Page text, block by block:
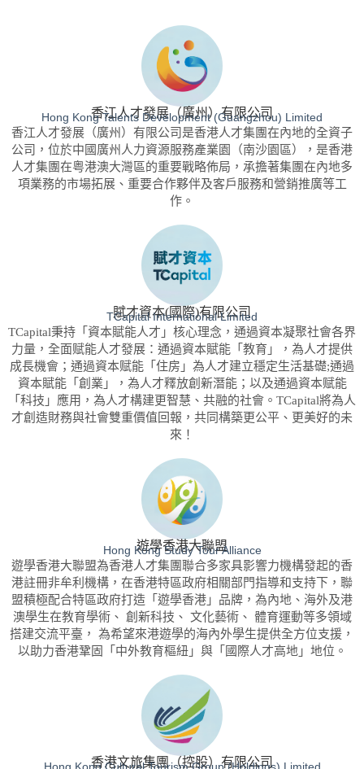
香江人才發展（廣州）有限公司
Hong Kong Talents Development (Guangzhou) Limited
香江人才發展（廣州）有限公司是香港人才集團在內地的全資子
公司，位於中國廣州人力資源服務產業園（南沙園區），是香港
人才集團在粤港澳大灣區的重要戰略佈局，承擔著集團在內地多
項業務的市場拓展、重要合作夥伴及客戶服務和營銷推廣等工
作。
賦才資本(國際)有限公司
TCapital International Limited
TCapital秉持「資本賦能人才」核心理念，通過資本凝聚社會各界
力量，全面赋能人才發展：通過資本賦能「教育」，為人才提供
成長機會；通過資本赋能「住房」為人才建立穩定生活基礎;通過
資本賦能「創業」，為人才釋放創新潛能；以及通過資本赋能
「科技」應用，為人才構建更智慧、共融的社會。TCapital將為人
才創造財務與社會雙重價值回報，共同構築更公平、更美好的未
來！
遊學香港大聯盟
Hong Kong Study Tour Alliance
遊學香港大聯盟為香港人才集團聯合多家具影響力機構發起的香
港註冊非牟利機構，在香港特區政府相關部門指導和支持下，聯
盟積極配合特區政府打造「遊學香港」品牌，為內地、海外及港
澳學生在教育學術、 創新科技、 文化藝術、 體育運動等多領域
搭建交流平臺， 為希望來港遊學的海內外學生提供全方位支援，
以助力香港鞏固「中外教育樞紐」與「國際人才高地」地位。
香港文旅集團（控股）有限公司